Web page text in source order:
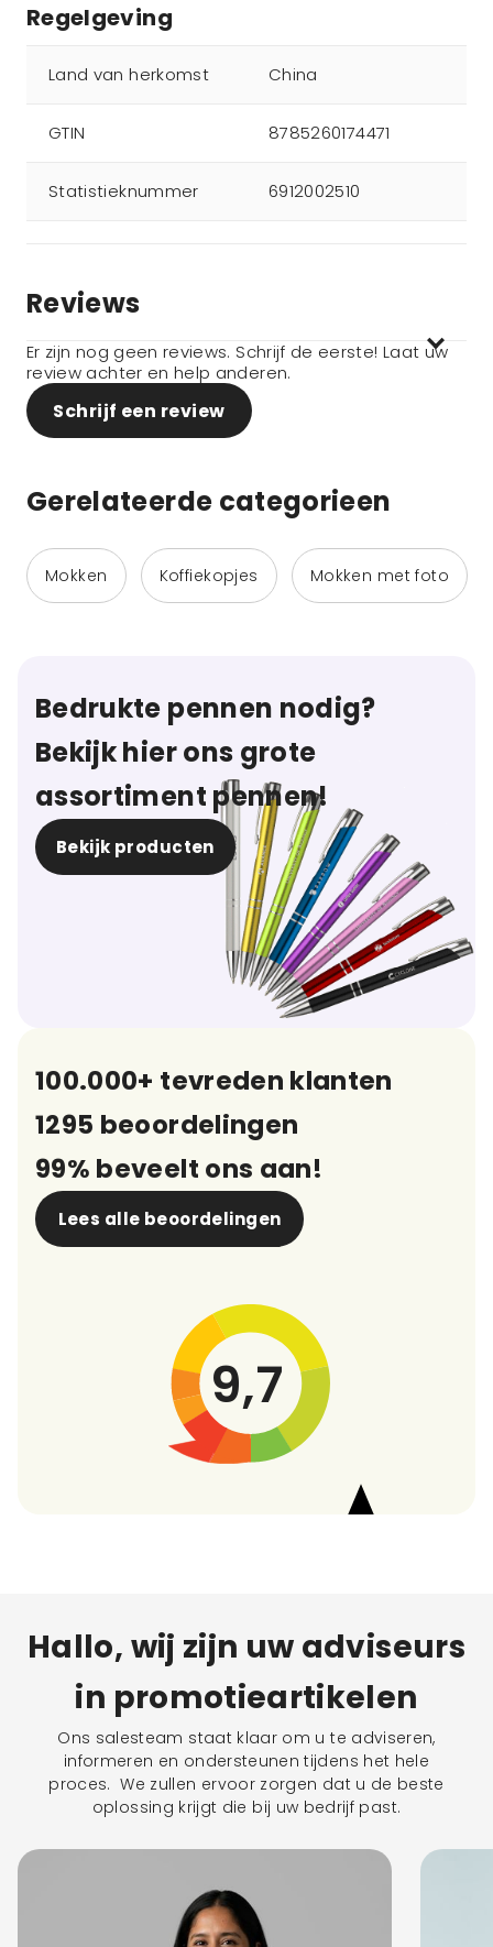
Regelgeving
Land van herkomst China
GTIN 8785260174471
Statistieknummer 6912002510
Reviews
Er zijn nog geen reviews. Schrijf de eerste! Laat uw
review achter en help anderen.
Schrijf een review
Gerelateerde categorieen
Mokken Koffiekopjes Mokken met foto
Bedrukte pennen nodig?
Bekijk hier ons grote
assortiment pennen!
Bekijk producten
100.000+ tevreden klanten
1295 beoordelingen
99% beveelt ons aan!
Lees alle beoordelingen
9,7
Hallo, wij zijn uw adviseurs
in promotieartikelen
Ons salesteam staat klaar om u te adviseren,
informeren en ondersteunen tijdens het hele
proces. We zullen ervoor zorgen dat u de beste
oplossing krijgt die bij uw bedrijf past.